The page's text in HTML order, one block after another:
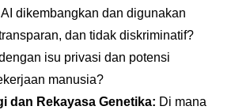
dikembangkan dan digunakan
dan tidak diskriminatif?
isu privasi dan potensi
manusia?
dan Rekayasa Genetika: Di mana